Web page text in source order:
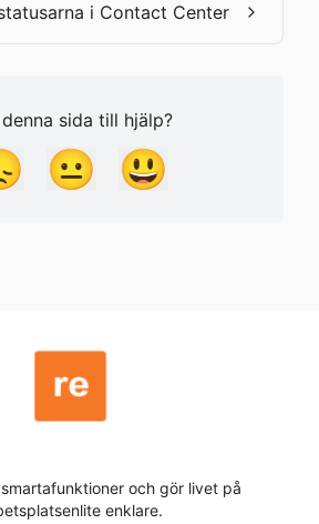
i Contact Center
sida till hjälp?
😐 😃
och gör livet på
enklare.